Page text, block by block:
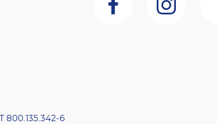
800.135.342-6